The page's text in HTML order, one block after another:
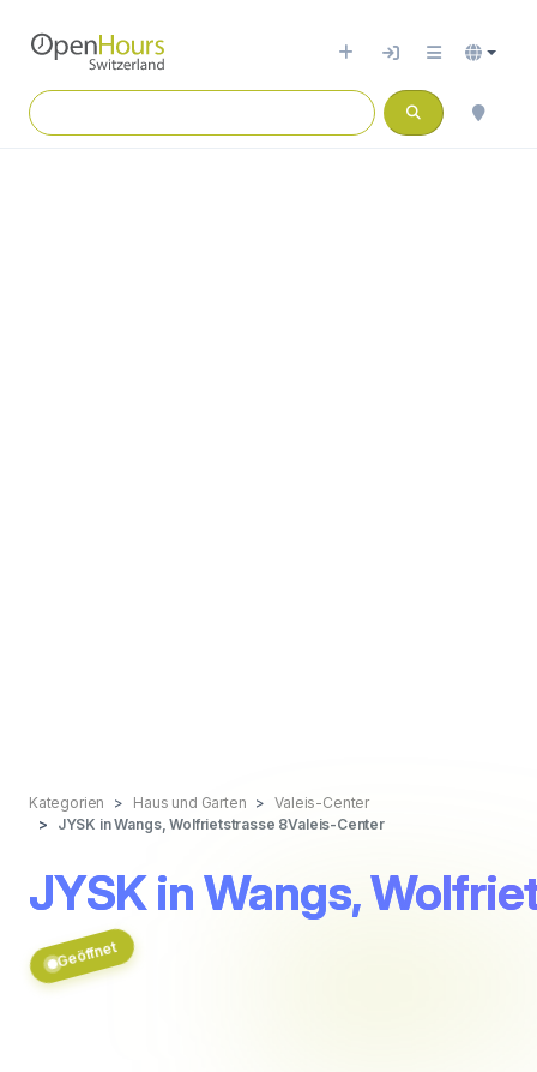
Kategorien Haus und Garten
Valeis-Center
JYSK in Wangs, Wolfrietstrasse 8Valeis-Center
JYSK in Wangs,
Geöffnet